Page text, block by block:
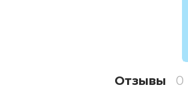
Отзывы 0